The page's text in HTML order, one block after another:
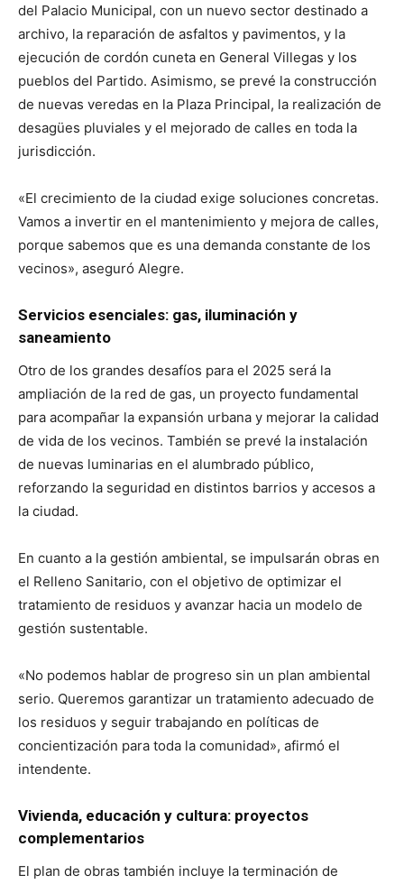
del Palacio Municipal, con un nuevo sector destinado a
archivo, la reparación de asfaltos y pavimentos, y la
ejecución de cordón cuneta en General Villegas y los
pueblos del Partido. Asimismo, se prevé la construcción
de nuevas veredas en la Plaza Principal, la realización de
desagües pluviales y el mejorado de calles en toda la
jurisdicción.
«El crecimiento de la ciudad exige soluciones concretas.
Vamos a invertir en el mantenimiento y mejora de calles,
porque sabemos que es una demanda constante de los
vecinos», aseguró Alegre.
Servicios esenciales: gas, iluminación y
saneamiento
Otro de los grandes desafíos para el 2025 será la
ampliación de la red de gas, un proyecto fundamental
para acompañar la expansión urbana y mejorar la calidad
de vida de los vecinos. También se prevé la instalación
de nuevas luminarias en el alumbrado público,
reforzando la seguridad en distintos barrios y accesos a
la ciudad.
En cuanto a la gestión ambiental, se impulsarán obras en
el Relleno Sanitario, con el objetivo de optimizar el
tratamiento de residuos y avanzar hacia un modelo de
gestión sustentable.
«No podemos hablar de progreso sin un plan ambiental
serio. Queremos garantizar un tratamiento adecuado de
los residuos y seguir trabajando en políticas de
concientización para toda la comunidad», afirmó el
intendente.
Vivienda, educación y cultura: proyectos
complementarios
El plan de obras también incluye la terminación de